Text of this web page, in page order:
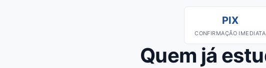
PIX
CONFIRMAÇÃO IMEDIATA
Quem já